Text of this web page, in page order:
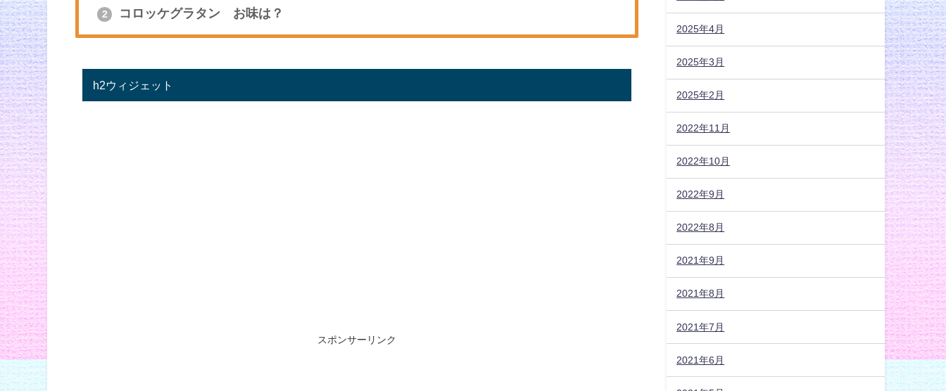
2 コロッケグラタン お味は？
h2ウィジェット
スポンサーリンク
2025年4月
2025年3月
2025年2月
2022年11月
2022年10月
2022年9月
2022年8月
2021年9月
2021年8月
2021年7月
2021年6月